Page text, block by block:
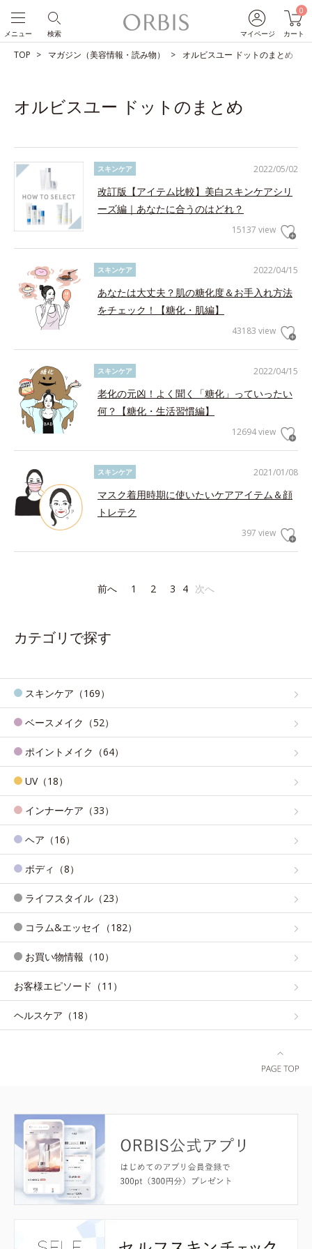
マイページ
0
カート
検索
メニュー
TOP マガジン（美容情報・読み物） オルビスユー ドットのまとめ
オルビスユー ドットのまとめ
2022/05/02
スキンケア
改訂版【アイテム比較】美白スキンケアシリ
ーズ編｜あなたに合うのはどれ？
15137 view
2022/04/15
スキンケア
あなたは大丈夫？肌の糖化度＆お手入れ方法
をチェック！【糖化・肌編】
43183 view
2022/04/15
スキンケア
老化の元凶！よく聞く「糖化」っていったい
何？【糖化・生活習慣編】
12694 view
2021/01/08
スキンケア
マスク着用時期に使いたいケアアイテム＆顔
トレテク
397 view
前へ 1 2 3 4 次へ
カテゴリで探す
スキンケア（169）
ベースメイク（52）
ポイントメイク（64）
UV（18）
インナーケア（33）
ヘア（16）
ボディ（8）
ライフスタイル（23）
コラム&エッセイ（182）
お買い物情報（10）
お客様エピソード（11）
ヘルスケア（18）